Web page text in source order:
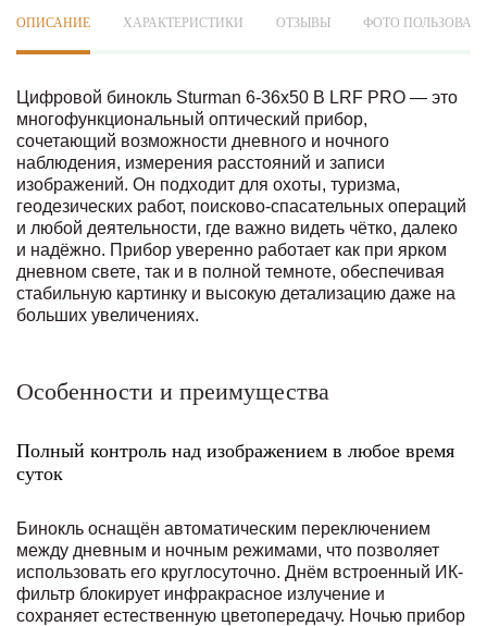
ОПИСАНИЕ ХАРАКТЕРИСТИКИ ОТЗЫВЫ ФОТО
Цифровой бинокль Sturman 6-36x50 B LRF PRO — это
многофункциональный оптический прибор,
сочетающий возможности дневного и ночного
наблюдения, измерения расстояний и записи
изображений. Он подходит для охоты, туризма,
геодезических работ, поисково-спасательных операций
и любой деятельности, где важно видеть чётко, далеко
и надёжно. Прибор уверенно работает как при ярком
дневном свете, так и в полной темноте, обеспечивая
стабильную картинку и высокую детализацию даже на
больших увеличениях.
Особенности и преимущества
Полный контроль над изображением в любое время
суток
Бинокль оснащён автоматическим переключением
между дневным и ночным режимами, что позволяет
использовать его круглосуточно. Днём встроенный ИК-
фильтр блокирует инфракрасное излучение и
сохраняет естественную цветопередачу. Ночью прибор